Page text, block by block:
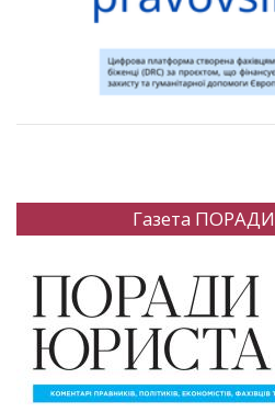
Газета